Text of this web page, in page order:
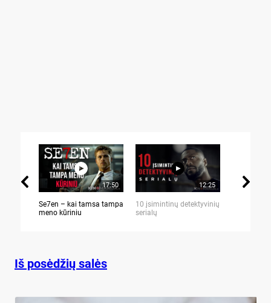
17:50
Se7en – kai tamsa tampa
meno kūriniu
12:25
10 įsimintinų detektyvinių
serialų
Iš posėdžių salės